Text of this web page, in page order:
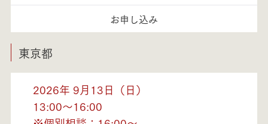
お申し込み
東京都
2026年 9月13日（日）
13:00～16:00